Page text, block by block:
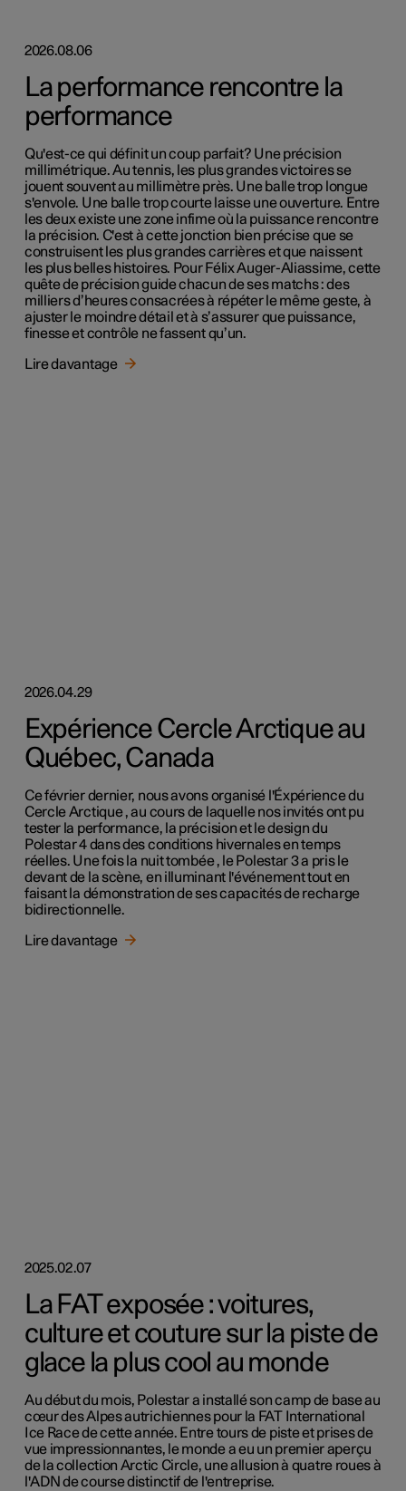
2026.08.06
La performance rencontre la
performance
Qu'est-ce qui définit un coup parfait? Une précision
millimétrique. Au tennis, les plus grandes victoires se
jouent souvent au millimètre près. Une balle trop longue
s'envole. Une balle trop courte laisse une ouverture. Entre
les deux existe une zone infime où la puissance rencontre
la précision. C'est à cette jonction bien précise que se
construisent les plus grandes carrières et que naissent
les plus belles histoires. Pour Félix Auger-Aliassime, cette
quête de précision guide chacun de ses matchs : des
milliers d’heures consacrées à répéter le même geste, à
ajuster le moindre détail et à s’assurer que puissance,
finesse et contrôle ne fassent qu’un.
Lire davantage
2026.04.29
Expérience Cercle Arctique au
Québec, Canada
Ce février dernier, nous avons organisé l'Éxpérience du
Cercle Arctique , au cours de laquelle nos invités ont pu
tester la performance, la précision et le design du
Polestar 4 dans des conditions hivernales en temps
réelles. Une fois la nuit tombée , le Polestar 3 a pris le
devant de la scène, en illuminant l'événement tout en
faisant la démonstration de ses capacités de recharge
bidirectionnelle.
Lire davantage
2025.02.07
La FAT exposée : voitures,
culture et couture sur la piste de
glace la plus cool au monde
Au début du mois, Polestar a installé son camp de base au
cœur des Alpes autrichiennes pour la FAT International
Ice Race de cette année. Entre tours de piste et prises de
vue impressionnantes, le monde a eu un premier aperçu
de la collection Arctic Circle, une allusion à quatre roues à
l'ADN de course distinctif de l'entreprise.